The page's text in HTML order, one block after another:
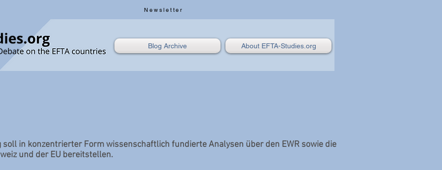
Newsletter
Blog Archive About EFTA-Studies.org
soll in konzentrierter Form wissenschaftlich fundierte Analysen über den EWR sowie die
und der EU bereitstellen.